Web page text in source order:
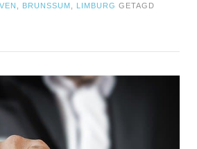
BRUNSSUM LIMBURG GETAGD